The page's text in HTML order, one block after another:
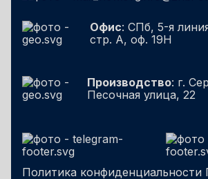
Офис: СПб, 5-я
стр. А, оф. 19Н
Производство: г.
Песочная улица, 22
Политика конфиденциальности